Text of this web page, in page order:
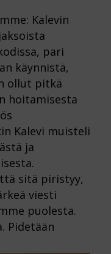
Kalevin
pari
käynnistä,
ollut pitkä
hoitamisesta
Kalevi muisteli
ja
sitä piristyy,
viesti
puolesta.
Pidetään